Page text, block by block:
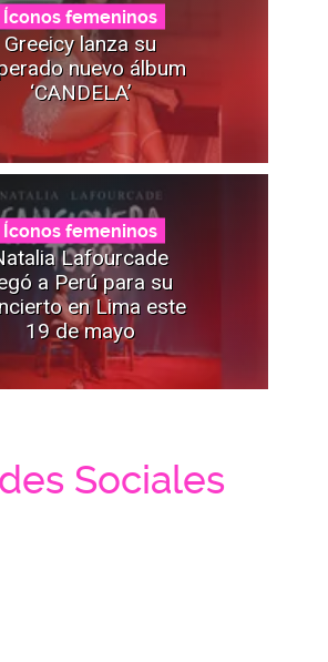
Íconos femeninos
Greeicy lanza su
nuevo álbum
‘CANDELA’
Íconos femeninos
Lafourcade
a Perú para su
en Lima este
19 de mayo
Sociales